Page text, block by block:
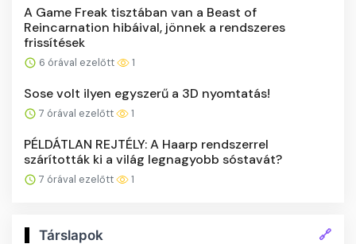
A Game Freak tisztában van a Beast of
Reincarnation hibáival, jönnek a rendszeres
frissítések
6 órával ezelőtt 1
Sose volt ilyen egyszerű a 3D nyomtatás!
7 órával ezelőtt 1
PÉLDÁTLAN REJTÉLY: A Haarp rendszerrel
szárították ki a világ legnagyobb sóstavát?
7 órával ezelőtt 1
Társlapok 🔗